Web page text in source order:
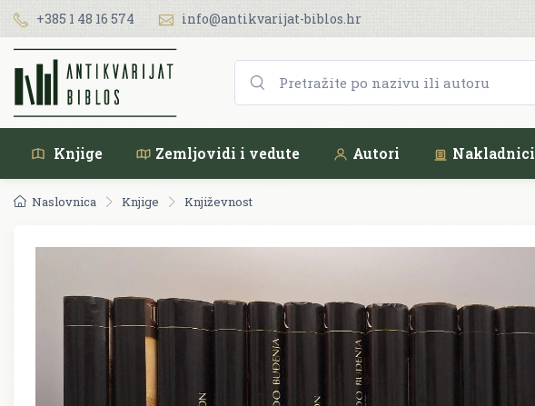
+385 1 48 16 574 info@antikvarijat-biblos.hr
Knjige Zemljovidi i vedute Autori Nakladnici
Naslovnica Knjige Književnost